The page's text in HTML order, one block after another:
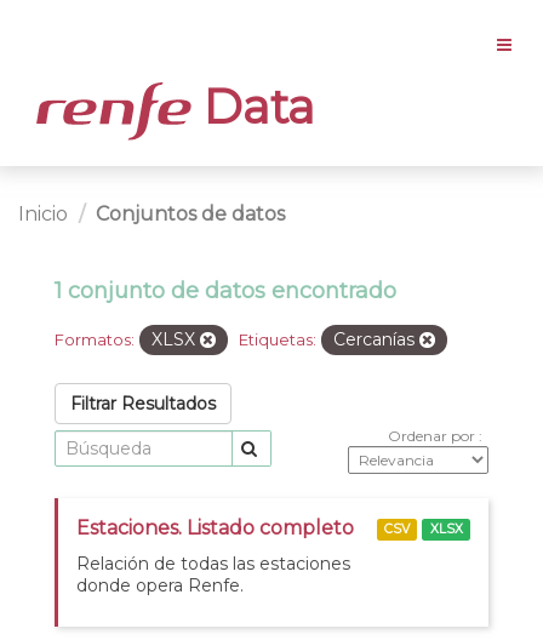
Data
Inicio Conjuntos de datos
1 conjunto de datos encontrado
Formatos: XLSX Etiquetas: Cercanías
Filtrar Resultados
Ordenar por
Estaciones. Listado completo
Relación de todas las estaciones
donde opera Renfe.
CSV XLSX